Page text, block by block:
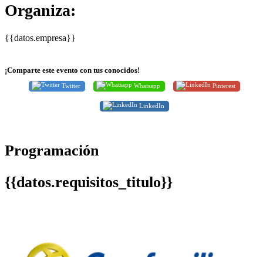
Organiza:
{{datos.empresa}}
¡Comparte este evento con tus conocidos!
Twitter Whatsapp Pinterest
LinkedIn
Programación
{{datos.requisitos_titulo}}